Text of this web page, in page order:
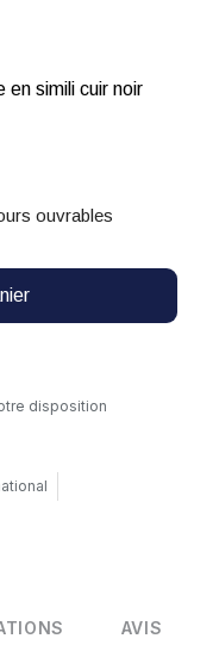
en simili cuir noir
ouvrables
disposition
AVIS